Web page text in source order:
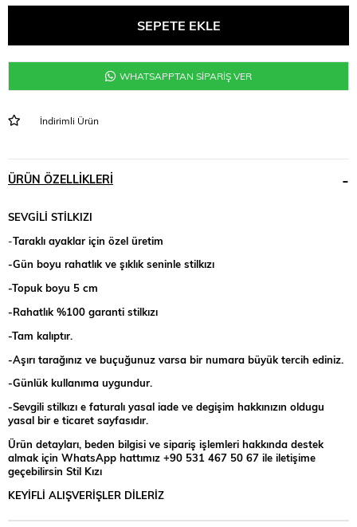
WHATSAPPTAN SİPARİŞ VER
İndirimli Ürün
ÜRÜN ÖZELLIKLERI
SEVGİLİ STİLKIZI
-Taraklı ayaklar için özel üretim
-Gün boyu rahatlık ve şıklık seninle stilkızı
-Topuk boyu 5 cm
-Rahatlık %100 garanti stilkızı
-Tam kalıptır.
-Aşırı tarağınız ve buçuğunuz varsa bir numara büyük tercih ediniz.
-Günlük kullanıma uygundur.
-Sevgili stilkızı e faturalı yasal iade ve degişim hakkınızın oldugu
yasal bir e ticaret sayfasıdır.
Ürün detayları, beden bilgisi ve sipariş işlemleri hakkında destek
almak için WhatsApp hattımız +90 531 467 50 67 ile iletişime
geçebilirsin Stil Kızı
KEYİFLİ ALIŞVERİŞLER DİLERİZ